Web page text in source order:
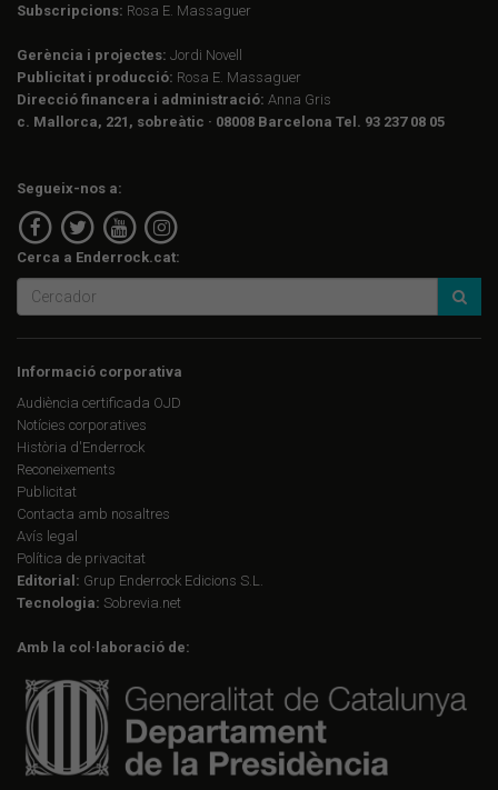
Subscripcions: Rosa E. Massaguer
Gerència i projectes: Jordi Novell
Publicitat i producció: Rosa E. Massaguer
Direcció financera i administració: Anna Gris
c. Mallorca, 221, sobreàtic · 08008 Barcelona Tel. 93 237 08 05
Segueix-nos a:
Cerca a Enderrock.cat:
Informació corporativa
Audiència certificada OJD
Notícies corporatives
Història d'Enderrock
Reconeixements
Publicitat
Contacta amb nosaltres
Avís legal
Política de privacitat
Editorial: Grup Enderrock Edicions S.L.
Tecnologia: Sobrevia.net
Amb la col·laboració de: